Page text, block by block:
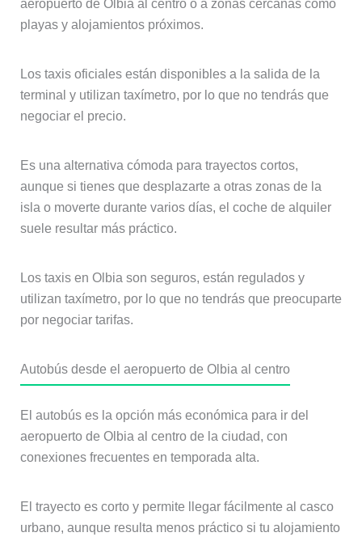
aeropuerto de Olbia al centro o a zonas cercanas como
playas y alojamientos próximos.
Los taxis oficiales están disponibles a la salida de la
terminal y utilizan taxímetro, por lo que no tendrás que
negociar el precio.
Es una alternativa cómoda para trayectos cortos,
aunque si tienes que desplazarte a otras zonas de la
isla o moverte durante varios días, el coche de alquiler
suele resultar más práctico.
Los taxis en Olbia son seguros, están regulados y
utilizan taxímetro, por lo que no tendrás que preocuparte
por negociar tarifas.
Autobús desde el aeropuerto de Olbia al centro
El autobús es la opción más económica para ir del
aeropuerto de Olbia al centro de la ciudad, con
conexiones frecuentes en temporada alta.
El trayecto es corto y permite llegar fácilmente al casco
urbano, aunque resulta menos práctico si tu alojamiento